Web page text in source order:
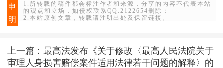
申
明
1.所转载的稿件都会标注作者和来源，分享的内容不代表本站
的观点和立场，如侵权联系QQ:2122654删除；
2.本站原创文章，转载请注明出处及保留链接。
上一篇：最高法发布《关于修改〈最高人民法院关于
审理人身损害赔偿案件适用法律若干问题的解释〉的